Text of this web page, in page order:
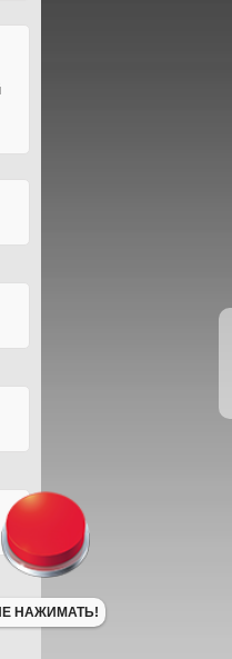
НАЖИМАТЬ!